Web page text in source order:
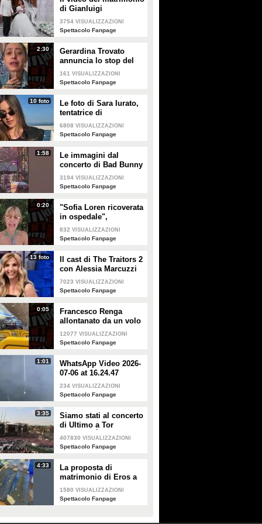
di Gianluigi
Donnarumma e Alessia
Elefante
3754 VISUALIZZAZIONI
Spettacolo Fanpage
2:30
Gerardina Trovato
annuncia lo stop del
tour per problemi di
salute
161 VISUALIZZAZIONI
Spettacolo Fanpage
10 foto
Le foto di Sara Iurato,
tentatrice di
Temptation Island 2026
6808 VISUALIZZAZIONI
Spettacolo Fanpage
1:58
Le immagini dal
concerto di Bad Bunny
a Milano
3194 VISUALIZZAZIONI
Spettacolo Fanpage
0:20
"Sofia Loren ricoverata
in ospedale",
Alessandra Mussolini
smentisce: "È serena e
832 VISUALIZZAZIONI
Spettacolo Fanpage
13 foto
Il cast di The Traitors 2
con Alessia Marcuzzi
7023 VISUALIZZAZIONI
Spettacolo Fanpage
0:05
Francesco Renga
allontanato da un volo
Ryanair dopo una
discussione con gli
12077 VISUALIZZAZIONI
Spettacolo Fanpage
1:01
WhatsApp Video 2026-
07-06 at 16.24.47
234 VISUALIZZAZIONI
Spettacolo Fanpage
3:35
Siamo stati al concerto
di Ultimo a Tor
Vergata: "È il giorno
che aspettavo, questa è
407830 VISUALIZZAZIONI
Spettacolo Fanpage
4:33
La proposta di
matrimonio di Eros a
Guendalina Canessa
1580 VISUALIZZAZIONI
Spettacolo Fanpage